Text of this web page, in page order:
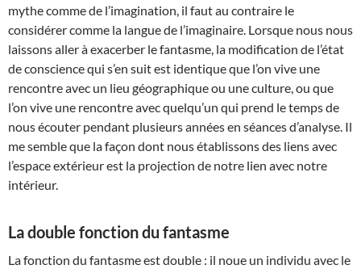
mythe comme de l’imagination, il faut au contraire le
considérer comme la langue de l’imaginaire. Lorsque nous nous
laissons aller à exacerber le fantasme, la modification de l’état
de conscience qui s’en suit est identique que l’on vive une
rencontre avec un lieu géographique ou une culture, ou que
l’on vive une rencontre avec quelqu’un qui prend le temps de
nous écouter pendant plusieurs années en séances d’analyse. Il
me semble que la façon dont nous établissons des liens avec
l’espace extérieur est la projection de notre lien avec notre
intérieur.
La double fonction du fantasme
La fonction du fantasme est double : il noue un individu avec le